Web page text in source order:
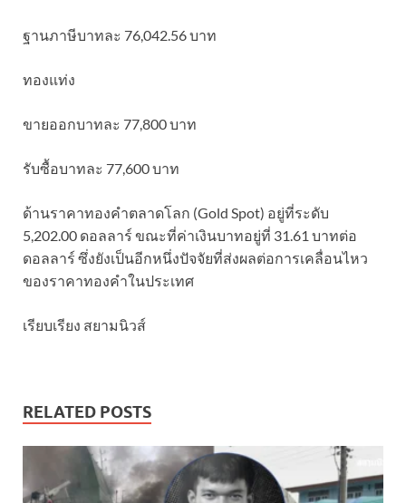
ฐานภาษีบาทละ 76,042.56 บาท
ทองแท่ง
ขายออกบาทละ 77,800 บาท
รับซื้อบาทละ 77,600 บาท
ด้านราคาทองคำตลาดโลก (Gold Spot) อยู่ที่ระดับ
5,202.00 ดอลลาร์ ขณะที่ค่าเงินบาทอยู่ที่ 31.61 บาทต่อ
ดอลลาร์ ซึ่งยังเป็นอีกหนึ่งปัจจัยที่ส่งผลต่อการเคลื่อนไหว
ของราคาทองคำในประเทศ
เรียบเรียง สยามนิวส์
RELATED POSTS